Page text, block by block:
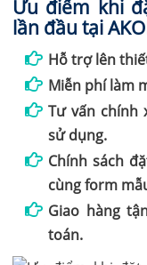
Ưu điểm khi
lần đầu tại
Hỗ trợ lên
Miễn phí làm
Tư vấn chính
sử dụng.
Chính sách
cùng form
Giao hàng
toán.